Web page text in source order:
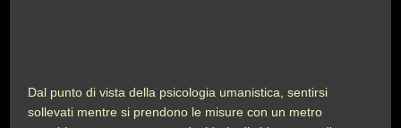
Dal punto di vista della psicologia umanistica, sentirsi
sollevati mentre si prendono le misure con un metro